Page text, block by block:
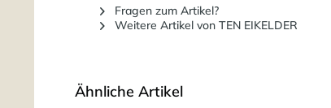
Fragen zum Artikel?
Weitere Artikel von TEN EIKELDER
Ähnliche Artikel